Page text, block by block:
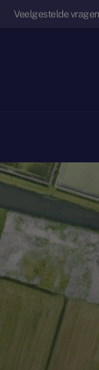
Veelgestelde vragen